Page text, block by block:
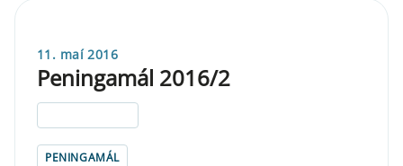
11. maí 2016
Peningamál 2016/2
PENINGAMÁL